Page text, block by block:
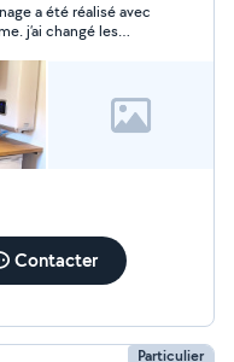
a été réalisé avec
Contacter
Particulier